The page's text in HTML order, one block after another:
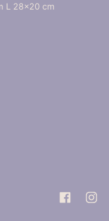
L 28x20 cm
Facebook